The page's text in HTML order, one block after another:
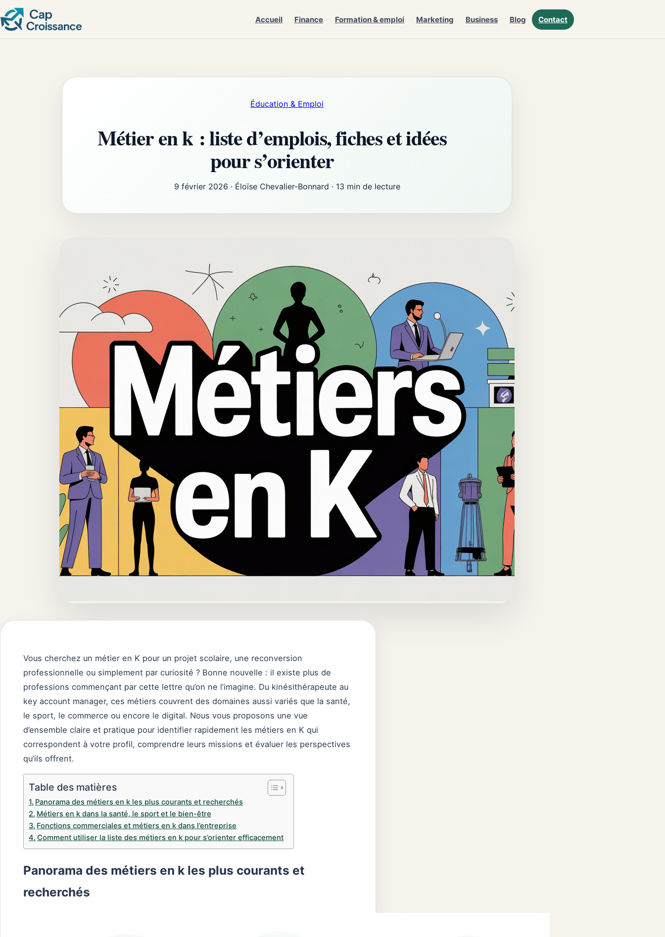
Accueil Finance Formation & emploi Marketing Business Blog Contact
Éducation & Emploi
Métier en k : liste d’emplois, fiches et idées
pour s’orienter
9 février 2026 · Éloïse Chevalier-Bonnard · 13 min de lecture
Vous cherchez un métier en K pour un projet scolaire, une reconversion
professionnelle ou simplement par curiosité ? Bonne nouvelle : il existe plus de
professions commençant par cette lettre qu’on ne l’imagine. Du kinésithérapeute au
key account manager, ces métiers couvrent des domaines aussi variés que la santé,
le sport, le commerce ou encore le digital. Nous vous proposons une vue
d’ensemble claire et pratique pour identifier rapidement les métiers en K qui
correspondent à votre profil, comprendre leurs missions et évaluer les perspectives
qu’ils offrent.
Table des matières
Panorama des métiers en k les plus courants et recherchés
Métiers en k dans la santé, le sport et le bien-être
Fonctions commerciales et métiers en k dans l’entreprise
Comment utiliser la liste des métiers en k pour s’orienter efficacement
Panorama des métiers en k les plus courants et
recherchés